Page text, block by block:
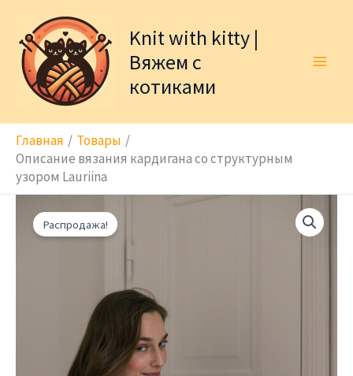
содержимому
Knit with kitty |
Вяжем с
котиками
Главная
Товары
Описание вязания кардигана со структурным
узором Lauriina
Распродажа!